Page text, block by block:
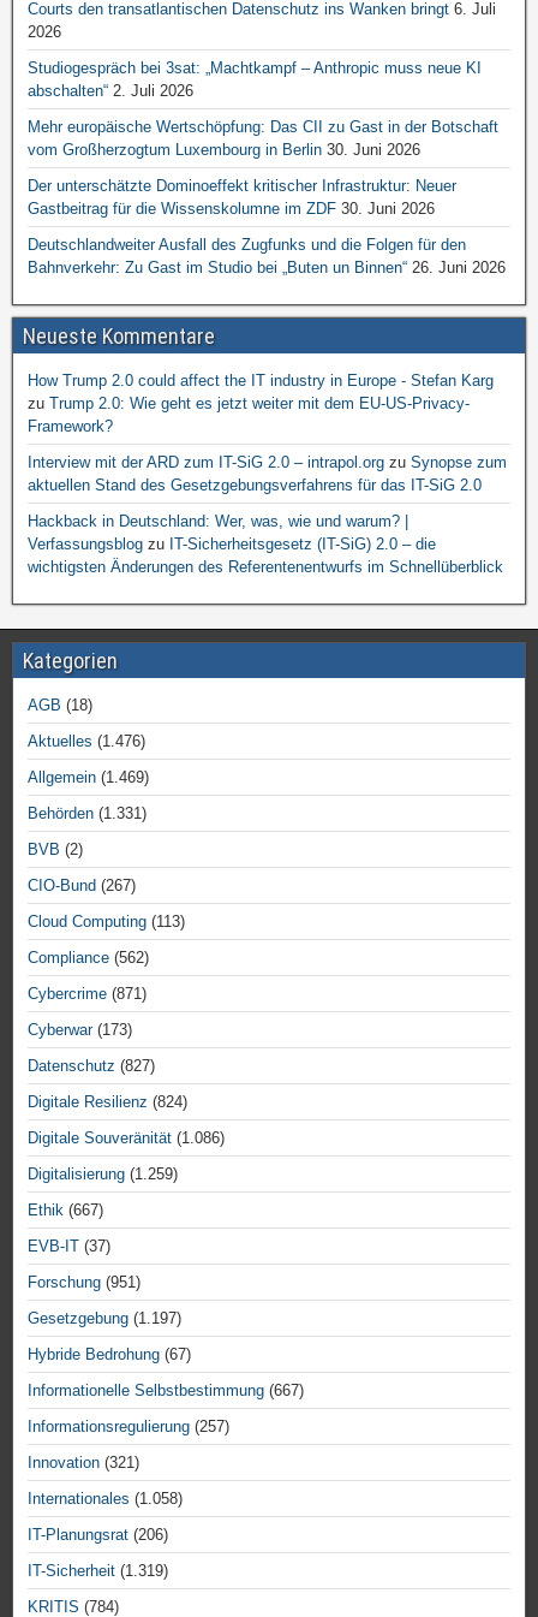
Courts den transatlantischen Datenschutz ins Wanken bringt 6. Juli
2026
Studiogespräch bei 3sat: „Machtkampf – Anthropic muss neue KI
abschalten“ 2. Juli 2026
Mehr europäische Wertschöpfung: Das CII zu Gast in der Botschaft
vom Großherzogtum Luxembourg in Berlin 30. Juni 2026
Der unterschätzte Dominoeffekt kritischer Infrastruktur: Neuer
Gastbeitrag für die Wissenskolumne im ZDF 30. Juni 2026
Deutschlandweiter Ausfall des Zugfunks und die Folgen für den
Bahnverkehr: Zu Gast im Studio bei „Buten un Binnen“ 26. Juni 2026
Neueste Kommentare
How Trump 2.0 could affect the IT industry in Europe - Stefan Karg
zu Trump 2.0: Wie geht es jetzt weiter mit dem EU-US-Privacy-
Framework?
Interview mit der ARD zum IT-SiG 2.0 – intrapol.org zu Synopse zum
aktuellen Stand des Gesetzgebungsverfahrens für das IT-SiG 2.0
Hackback in Deutschland: Wer, was, wie und warum? |
Verfassungsblog zu IT-Sicherheitsgesetz (IT-SiG) 2.0 – die
wichtigsten Änderungen des Referentenentwurfs im Schnellüberblick
Kategorien
AGB (18)
Aktuelles (1.476)
Allgemein (1.469)
Behörden (1.331)
BVB (2)
CIO-Bund (267)
Cloud Computing (113)
Compliance (562)
Cybercrime (871)
Cyberwar(173)
Datenschutz (827)
Digitale Resilienz (824)
Digitale Souveränität (1.086)
Digitalisierung (1.259)
Ethik (667)
EVB-IT (37)
Forschung (951)
Gesetzgebung (1.197)
Hybride Bedrohung (67)
Informationelle Selbstbestimmung (667)
Informationsregulierung (257)
Innovation (321)
Internationales (1.058)
IT-Planungsrat (206)
IT-Sicherheit (1.319)
KRITIS (784)